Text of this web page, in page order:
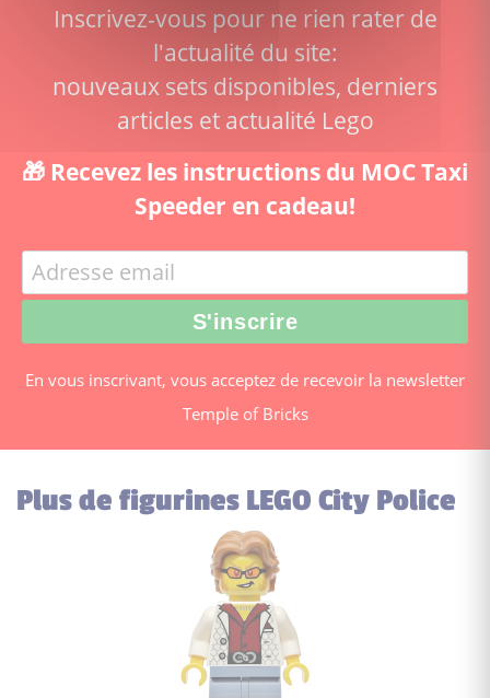
Inscrivez-vous pour ne rien rater de
l'actualité du site:
nouveaux sets disponibles, derniers
articles et actualité Lego
🎁 Recevez les instructions du MOC Taxi
Speeder en cadeau!
En vous inscrivant, vous acceptez de recevoir la newsletter
Temple of Bricks
Plus de figurines LEGO City Police